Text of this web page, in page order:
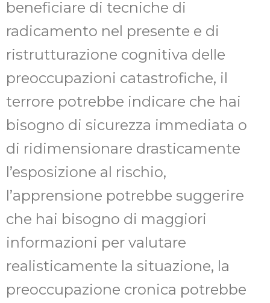
beneficiare di tecniche di
radicamento nel presente e di
ristrutturazione cognitiva delle
preoccupazioni catastrofiche, il
terrore potrebbe indicare che hai
bisogno di sicurezza immediata o
di ridimensionare drasticamente
l’esposizione al rischio,
l’apprensione potrebbe suggerire
che hai bisogno di maggiori
informazioni per valutare
realisticamente la situazione, la
preoccupazione cronica potrebbe